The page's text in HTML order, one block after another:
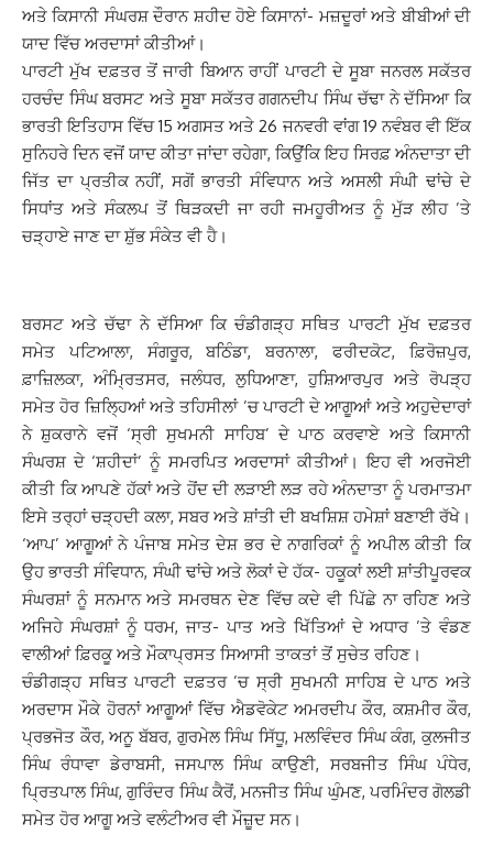
ਅਤੇ ਕਿਸਾਨੀ ਸੰਘਰਸ਼ ਦੌਰਾਨ ਸ਼ਹੀਦ ਹੋਏ ਕਿਸਾਨਾਂ- ਮਜ਼ਦੂਰਾਂ ਅਤੇ ਬੀਬੀਆਂ ਦੀ
ਯਾਦ ਵਿੱਚ ਅਰਦਾਸਾਂ ਕੀਤੀਆਂ।
ਪਾਰਟੀ ਮੁੱਖ ਦਫ਼ਤਰ ਤੋਂ ਜਾਰੀ ਬਿਆਨ ਰਾਹੀਂ ਪਾਰਟੀ ਦੇ ਸੂਬਾ ਜਨਰਲ ਸਕੱਤਰ
ਹਰਚੰਦ ਸਿੰਘ ਬਰਸਟ ਅਤੇ ਸੂਬਾ ਸਕੱਤਰ ਗਗਨਦੀਪ ਸਿੰਘ ਚੱਢਾ ਨੇ ਦੱਸਿਆ ਕਿ
ਭਾਰਤੀ ਇਤਿਹਾਸ ਵਿੱਚ 15 ਅਗਸਤ ਅਤੇ 26 ਜਨਵਰੀ ਵਾਂਗ 19 ਨਵੰਬਰ ਵੀ ਇੱਕ
ਸੁਨਿਹਰੇ ਦਿਨ ਵਜੋਂ ਯਾਦ ਕੀਤਾ ਜਾਂਦਾ ਰਹੇਗਾ, ਕਿਉਂਕਿ ਇਹ ਸਿਰਫ਼ ਅੰਨਦਾਤਾ ਦੀ
ਜਿੱਤ ਦਾ ਪ੍ਰਤੀਕ ਨਹੀਂ, ਸਗੋਂ ਭਾਰਤੀ ਸੰਵਿਧਾਨ ਅਤੇ ਅਸਲੀ ਸੰਘੀ ਢਾਂਚੇ ਦੇ
ਸਿਧਾਂਤ ਅਤੇ ਸੰਕਲਪ ਤੋਂ ਥਿੜਕਦੀ ਜਾ ਰਹੀ ਜਮਹੂਰੀਅਤ ਨੂੰ ਮੁੱੜ ਲੀਹ ’ਤੇ
ਚੜ੍ਹਾਏ ਜਾਣ ਦਾ ਸ਼ੁੱਭ ਸੰਕੇਤ ਵੀ ਹੈ।
ਬਰਸਟ ਅਤੇ ਚੱਢਾ ਨੇ ਦੱਸਿਆ ਕਿ ਚੰਡੀਗੜ੍ਹ ਸਥਿਤ ਪਾਰਟੀ ਮੁੱਖ ਦਫ਼ਤਰ
ਸਮੇਤ ਪਟਿਆਲਾ, ਸੰਗਰੂਰ, ਬਠਿੰਡਾ, ਬਰਨਾਲਾ, ਫਰੀਦਕੋਟ, ਫ਼ਿਰੋਜ਼ਪੁਰ,
ਫ਼ਾਜ਼ਿਲਕਾ, ਅੰਮ੍ਰਿਤਸਰ, ਜਲੰਧਰ, ਲੁਧਿਆਣਾ, ਹੁਸ਼ਿਆਰਪੁਰ ਅਤੇ ਰੋਪੜ੍ਹ
ਸਮੇਤ ਹੋਰ ਜ਼ਿਲ੍ਹਿਆਂ ਅਤੇ ਤਹਿਸੀਲਾਂ ’ਚ ਪਾਰਟੀ ਦੇ ਆਗੂਆਂ ਅਤੇ ਅਹੁਦੇਦਾਰਾਂ
ਨੇ ਸ਼ੁਕਰਾਨੇ ਵਜੋਂ ‘ਸ੍ਰੀ ਸੁਖਮਨੀ ਸਾਹਿਬ’ ਦੇ ਪਾਠ ਕਰਵਾਏ ਅਤੇ ਕਿਸਾਨੀ
ਸੰਘਰਸ਼ ਦੇ ‘ਸ਼ਹੀਦਾਂ’ ਨੂੰ ਸਮਰਪਿਤ ਅਰਦਾਸਾਂ ਕੀਤੀਆਂ। ਇਹ ਵੀ ਅਰਜੋਈ
ਕੀਤੀ ਕਿ ਆਪਣੇ ਹੱਕਾਂ ਅਤੇ ਹੋਂਦ ਦੀ ਲੜਾਈ ਲੜ ਰਹੇ ਅੰਨਦਾਤਾ ਨੂੰ ਪਰਮਾਤਮਾ
ਇਸੇ ਤਰ੍ਹਾਂ ਚੜ੍ਹਦੀ ਕਲਾ, ਸਬਰ ਅਤੇ ਸ਼ਾਂਤੀ ਦੀ ਬਖਸ਼ਿਸ਼ ਹਮੇਸ਼ਾਂ ਬਣਾਈ ਰੱਖੇ।
‘ਆਪ’ ਆਗੂਆਂ ਨੇ ਪੰਜਾਬ ਸਮੇਤ ਦੇਸ਼ ਭਰ ਦੇ ਨਾਗਰਿਕਾਂ ਨੂੰ ਅਪੀਲ ਕੀਤੀ ਕਿ
ਉਹ ਭਾਰਤੀ ਸੰਵਿਧਾਨ, ਸੰਘੀ ਢਾਂਚੇ ਅਤੇ ਲੋਕਾਂ ਦੇ ਹੱਕ- ਹਕੂਕਾਂ ਲਈ ਸ਼ਾਂਤੀਪੂਰਵਕ
ਸੰਘਰਸ਼ਾਂ ਨੂੰ ਸਨਮਾਨ ਅਤੇ ਸਮਰਥਨ ਦੇਣ ਵਿੱਚ ਕਦੇ ਵੀ ਪਿੱਛੇ ਨਾ ਰਹਿਣ ਅਤੇ
ਅਜਿਹੇ ਸੰਘਰਸ਼ਾਂ ਨੂੰ ਧਰਮ, ਜਾਤ- ਪਾਤ ਅਤੇ ਖਿੱਤਿਆਂ ਦੇ ਅਧਾਰ ’ਤੇ ਵੰਡਣ
ਵਾਲੀਆਂ ਫ਼ਿਰਕੂ ਅਤੇ ਮੌਕਾਪ੍ਰਸਤ ਸਿਆਸੀ ਤਾਕਤਾਂ ਤੋਂ ਸੁਚੇਤ ਰਹਿਣ।
ਚੰਡੀਗੜ੍ਹ ਸਥਿਤ ਪਾਰਟੀ ਦਫ਼ਤਰ ’ਚ ਸ੍ਰੀ ਸੁਖਮਨੀ ਸਾਹਿਬ ਦੇ ਪਾਠ ਅਤੇ
ਅਰਦਾਸ ਮੌਕੇ ਹੋਰਨਾਂ ਆਗੂਆਂ ਵਿੱਚ ਐਡਵੋਕੇਟ ਅਮਰਦੀਪ ਕੌਰ, ਕਸ਼ਮੀਰ ਕੌਰ,
ਪ੍ਰਭਜੋਤ ਕੌਰ, ਅਨੂ ਬੱਬਰ, ਗੁਰਮੇਲ ਸਿੰਘ ਸਿੱਧੂ, ਮਲਵਿੰਦਰ ਸਿੰਘ ਕੰਗ, ਕੁਲਜੀਤ
ਸਿੰਘ ਰੰਧਾਵਾ ਡੇਰਾਬਸੀ, ਜਸਪਾਲ ਸਿੰਘ ਕਾਉਣੀ, ਸਰਬਜੀਤ ਸਿੰਘ ਪੰਧੇਰ,
ਪ੍ਰਿਤਪਾਲ ਸਿੰਘ, ਗੁਰਿੰਦਰ ਸਿੰਘ ਕੈਰੋਂ, ਮਨਜੀਤ ਸਿੰਘ ਘੁੰਮਣ, ਪਰਮਿੰਦਰ ਗੋਲਡੀ
ਸਮੇਤ ਹੋਰ ਆਗੂ ਅਤੇ ਵਲੰਟੀਅਰ ਵੀ ਮੌਜ਼ੂਦ ਸਨ।